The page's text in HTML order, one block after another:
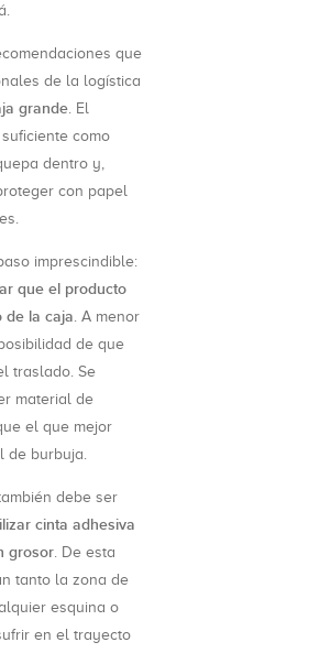
que
de la logística
grande. El
como
dentro y,
con papel
imprescindible:
que el producto
de la caja. A menor
de que
traslado. Se
material de
el que mejor
de burbuja.
debe ser
cinta adhesiva
grosor. De esta
tanto la zona de
esquina o
en el trayecto